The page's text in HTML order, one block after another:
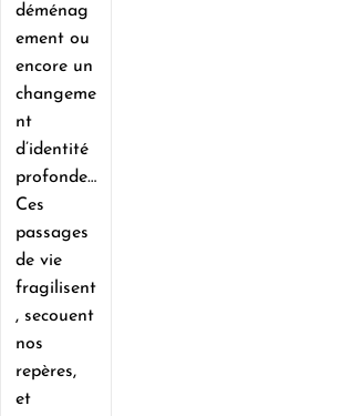
déménag
ement ou
encore un
changeme
nt
d’identité
profonde…
Ces
passages
de vie
fragilisent
, secouent
nos
repères,
et